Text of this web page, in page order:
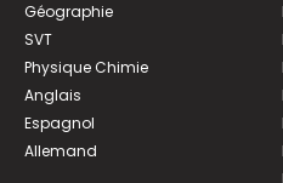
Géographie
SVT
Physique Chimie
Anglais
Espagnol
Allemand